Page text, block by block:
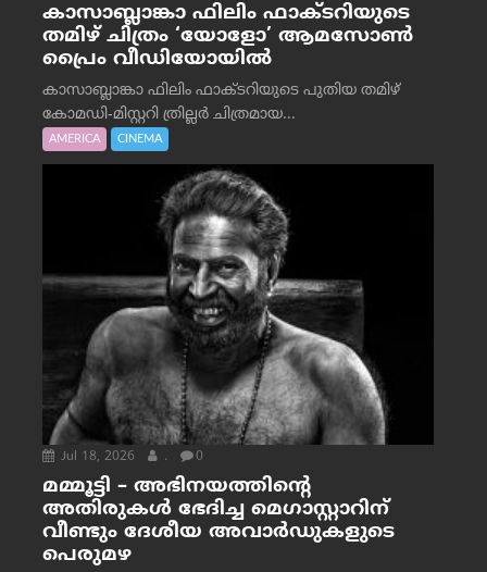
കാസാബ്ലാങ്കാ ഫിലിം ഫാക്ടറിയുടെ
തമിഴ് ചിത്രം ‘യോളോ’ ആമസോൺ
പ്രൈം വീഡിയോയിൽ
കാസാബ്ലാങ്കാ ഫിലിം ഫാക്ടറിയുടെ പുതിയ തമിഴ്
കോമഡി-മിസ്റ്ററി ത്രില്ലർ ചിത്രമായ...
AMERICA CINEMA
Jul 18, 2026 . 0
മമ്മൂട്ടി – അഭിനയത്തിന്റെ
അതിരുകൾ ഭേദിച്ച മെഗാസ്റ്റാറിന്
വീണ്ടും ദേശീയ അവാർഡുകളുടെ
പെരുമഴ